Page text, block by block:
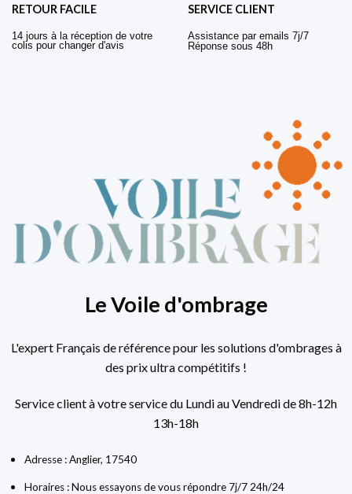
RETOUR FACILE
14 jours à la réception de votre
colis pour changer d'avis
SERVICE CLIENT
Assistance par emails 7j/7
Réponse sous 48h
Le Voile d'ombrage
L'expert Français de référence pour les solutions d'ombrages à
des prix ultra compétitifs !
Service client à votre service du Lundi au Vendredi de 8h-12h
13h-18h
Adresse : Anglier, 17540
Horaires : Nous essayons de vous répondre 7j/7 24h/24